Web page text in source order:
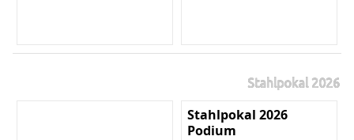
Stahlpokal 2026
Stahlpokal 2026
Podium